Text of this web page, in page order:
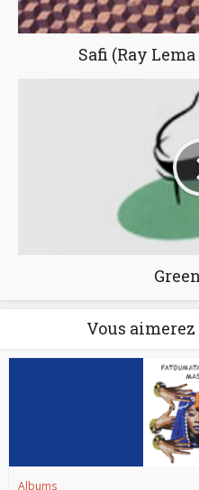
Safi (Ray
Vous
Albums